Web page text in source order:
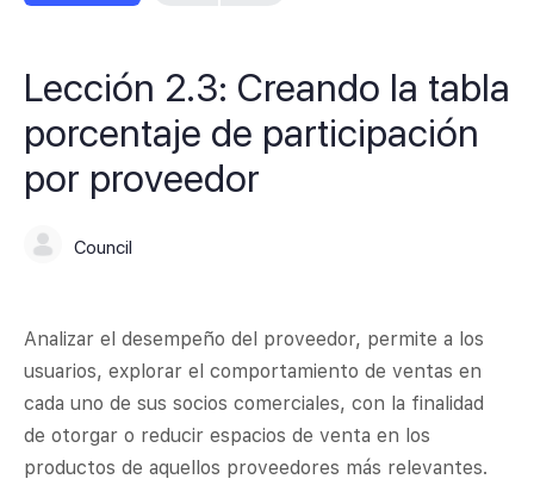
Lección 2.3: Creando la tabla
porcentaje de participación
por proveedor
Council
Analizar el desempeño del proveedor, permite a los
usuarios, explorar el comportamiento de ventas en
cada uno de sus socios comerciales, con la finalidad
de otorgar o reducir espacios de venta en los
productos de aquellos proveedores más relevantes.